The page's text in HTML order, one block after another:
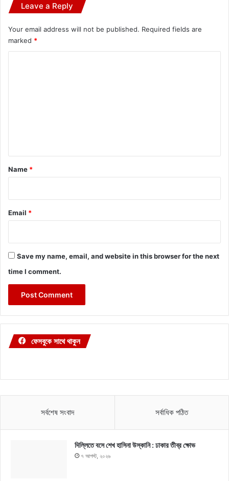
Leave a Reply
Your email address will not be published. Required fields are
marked *
*
Name *
Email *
Save my name, email, and website in this browser for the next
time I comment.
ফেসবুকে সাথে থাকুন
সর্বশেষ সংবাদ সর্বাধিক পঠিত
দিল্লিতে বসে শেখ হাসিনা উস্কানি : ঢাকার তীব্র ক্ষোভ
৭ আগস্ট, ২০২৬